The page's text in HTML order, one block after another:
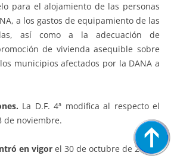
para el alojamiento de las personas
a los gastos de equipamiento de las
así como a la adecuación de
de vivienda asequible sobre
municipios afectados por la DANA a
La D.F. 4ª modifica al respecto el
de noviembre.
en vigor el 30 de octubre de 2025.